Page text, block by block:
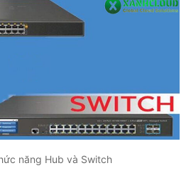
năng Hub và Switch